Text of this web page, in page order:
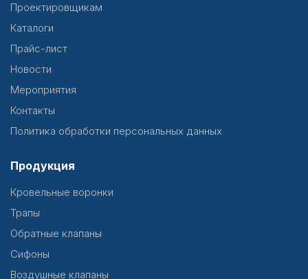
Проектировщикам
Каталоги
Прайс-лист
Новости
Мероприятия
Контакты
Политика обработки персональных данных
Продукция
Кровельные воронки
Трапы
Обратные клапаны
Сифоны
Воздушные клапаны